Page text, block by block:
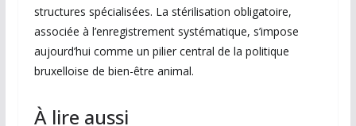
structures spécialisées. La stérilisation obligatoire,
associée à l’enregistrement systématique, s’impose
aujourd’hui comme un pilier central de la politique
bruxelloise de bien-être animal.
À lire aussi